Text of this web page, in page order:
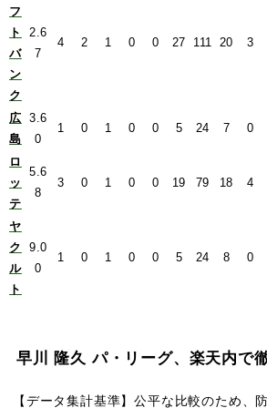
フ
ト
バ
ン
ク
2.6
7
4 2 1 0 0 27 111 20 3
広
島
3.6
0
1 0 1 0 0 5 24 7 0
ロ
ッ
テ
5.6
8
3 0 1 0 0 19 79 18 4
ヤ
ク
ル
ト
9.0
0
1 0 1 0 0 5 24 8 0
早川 隆久 パ・リーグ、楽天内で
【データ集計基準】公平な比較のため、